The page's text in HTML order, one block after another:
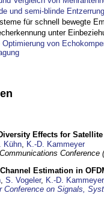
und semi-blinde
für schnell bewegte
unter
von
Effects for
Kühn, K.-D. Kammeyer
Conference
Estimation in
, S. Vogeler, K.-D. Kammeyer
Conference on Signals,